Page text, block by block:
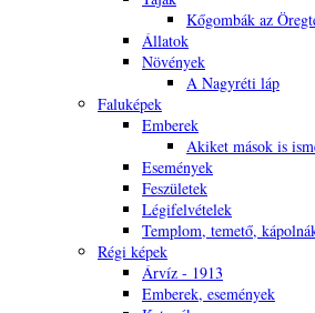
Kőgombák az
Állatok
Növények
A Nagyréti láp
Faluképek
Emberek
Akiket mások is
Események
Feszületek
Légifelvételek
Templom, temető,
Régi képek
Árvíz - 1913
Emberek, események